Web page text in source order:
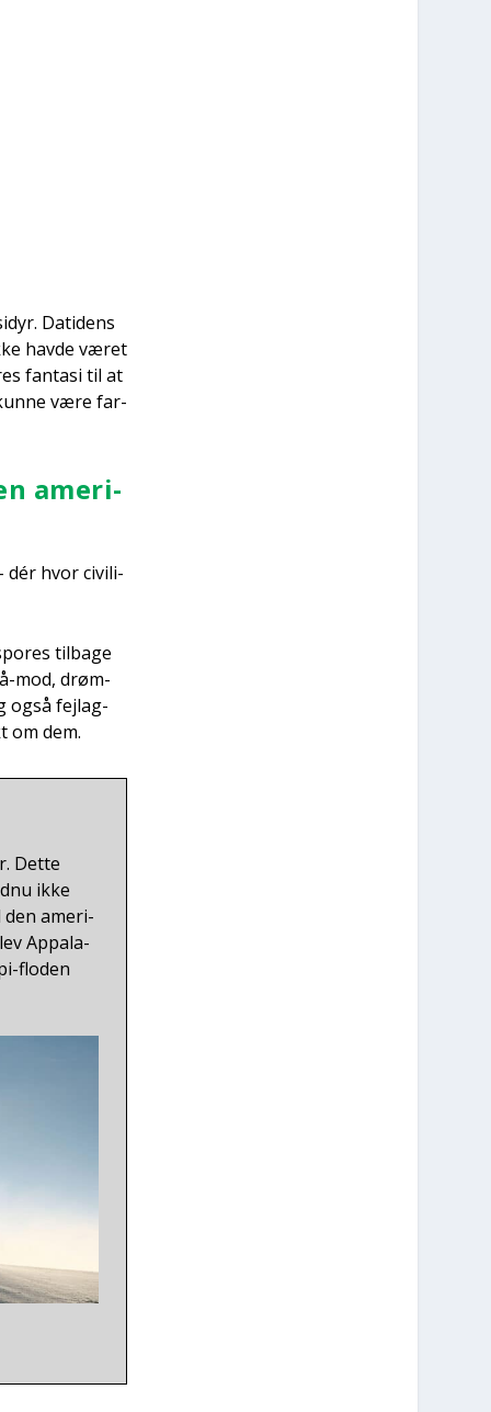
Dati­dens
hav­de været
fan­ta­si til at
være far­
ame­ri­
dér hvor civi­li­
til­ba­ge
mod, drøm­
også fejl­ag­
om dem.​
Det­te
ikke
den ame­ri­
Appa­la­
flo­den